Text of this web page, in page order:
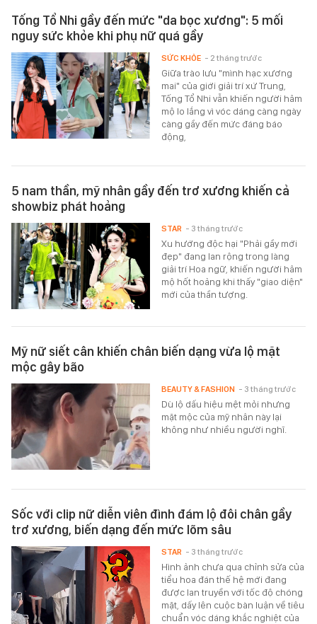
Tống Tổ Nhi gầy đến mức "da bọc xương": 5 mối
nguy sức khỏe khi phụ nữ quá gầy
Giữa trào lưu "mình hạc xương
mai" của giới giải trí xứ Trung,
Tống Tổ Nhi vẫn khiến người hâm
mộ lo lắng vì vóc dáng càng ngày
càng gầy đến mức đáng báo
động,
SỨC KHỎE - 2 tháng trước
5 nam thần, mỹ nhân gầy đến trơ xương khiến cả
showbiz phát hoảng
Xu hướng độc hại "Phải gầy mới
đẹp" đang lan rộng trong làng
giải trí Hoa ngữ, khiến người hâm
mộ hốt hoảng khi thấy "giao diện"
mới của thần tượng.
STAR - 3 tháng trước
Mỹ nữ siết cân khiến chân biến dạng vừa lộ mặt
mộc gây bão
Dù lộ dấu hiệu mệt mỏi nhưng
mặt mộc của mỹ nhân này lại
không như nhiều người nghĩ.
BEAUTY & FASHION - 3 tháng trước
Sốc với clip nữ diễn viên đình đám lộ đôi chân gầy
trơ xương, biến dạng đến mức lõm sâu
Hình ảnh chưa qua chỉnh sửa của
tiểu hoa đán thế hệ mới đang
được lan truyền với tốc độ chóng
mặt, dấy lên cuộc bàn luận về tiêu
chuẩn vóc dáng khắc nghiệt của
STAR - 3 tháng trước